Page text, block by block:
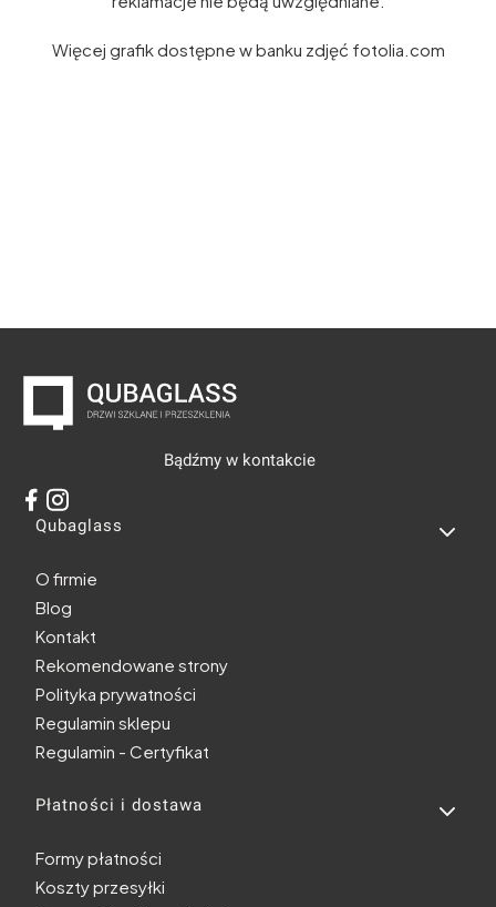
Więcej grafik dostępne w banku zdjęć fotolia.com
Bądźmy w kontakcie
Linki w stopce
Qubaglass
O firmie
Blog
Kontakt
Rekomendowane strony
Polityka prywatności
Regulamin sklepu
Regulamin - Certyfikat
Płatności i dostawa
Formy płatności
Koszty przesyłki